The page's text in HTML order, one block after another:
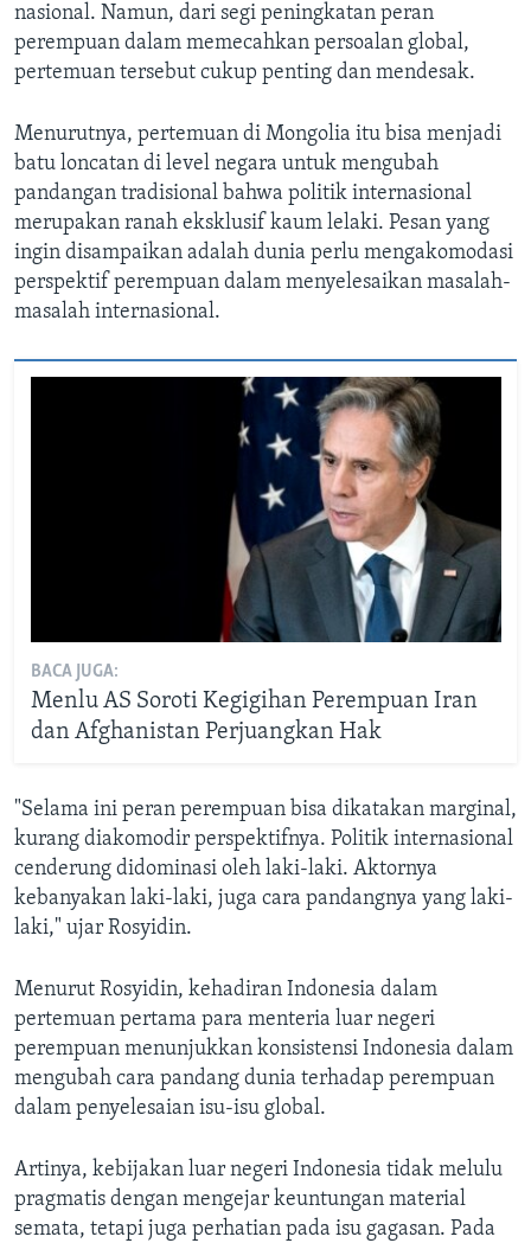
nasional. Namun, dari segi peningkatan peran
perempuan dalam memecahkan persoalan global,
pertemuan tersebut cukup penting dan mendesak.
Menurutnya, pertemuan di Mongolia itu bisa menjadi
batu loncatan di level negara untuk mengubah
pandangan tradisional bahwa politik internasional
merupakan ranah eksklusif kaum lelaki. Pesan yang
ingin disampaikan adalah dunia perlu mengakomodasi
perspektif perempuan dalam menyelesaikan masalah-
masalah internasional.
BACA JUGA:
Menlu AS Soroti Kegigihan Perempuan Iran
dan Afghanistan Perjuangkan Hak
"Selama ini peran perempuan bisa dikatakan marginal,
kurang diakomodir perspektifnya. Politik internasional
cenderung didominasi oleh laki-laki. Aktornya
kebanyakan laki-laki, juga cara pandangnya yang laki-
laki," ujar Rosyidin.
Menurut Rosyidin, kehadiran Indonesia dalam
pertemuan pertama para menteria luar negeri
perempuan menunjukkan konsistensi Indonesia dalam
mengubah cara pandang dunia terhadap perempuan
dalam penyelesaian isu-isu global.
Artinya, kebijakan luar negeri Indonesia tidak melulu
pragmatis dengan mengejar keuntungan material
semata, tetapi juga perhatian pada isu gagasan. Pada